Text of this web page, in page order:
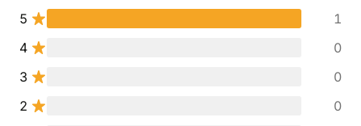
5
1
4
0
3
0
2
0